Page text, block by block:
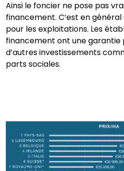
Ainsi le foncier ne pose pas
financement. C’est en
pour les exploitations. Les
financement ont une garantie
d’autres investissements
parts sociales.